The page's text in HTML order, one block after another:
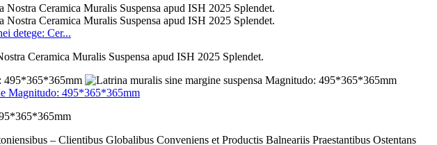
detege: Cer...
Ceramica Muralis Suspensa apud ISH 2025 Splendet.
Magnitudo: 495*365*365mm